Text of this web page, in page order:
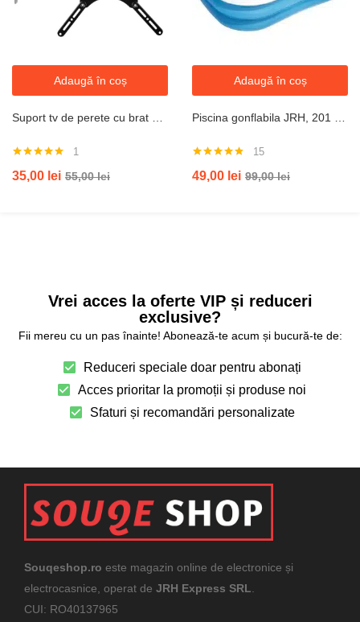
Adaugă în coș
5.00din 5
1
35,00 lei 55,00lei
Adaugă în coș
4.80din 5
15
49,00 lei 99,00lei
Vrei acces la oferte VIP și reduceri
exclusive?
Fii mereu cu un pas înainte! Abonează-te acum și bucură-te de:
Reduceri speciale doar pentru abonați
Acces prioritar la promoții și produse noi
Sfaturi și recomandări personalizate
Souqeshop.ro este magazin online de electronice și
electrocasnice, operat de JRH Express SRL
CUI: RO40137965